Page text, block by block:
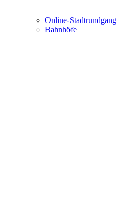
Online-Stadtrundgang
Bahnhöfe